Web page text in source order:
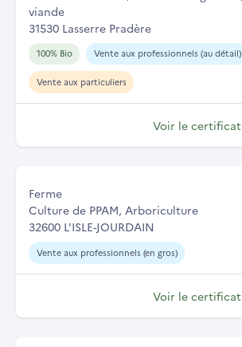
viande
31530 Lasserre Pradère
100% Bio Vente aux professionnels (au détail)
Vente aux particuliers
Voir le certificat
Ferme
Culture de PPAM, Arboriculture
32600 L'ISLE-JOURDAIN
Vente aux professionnels (en gros)
Voir le certificat